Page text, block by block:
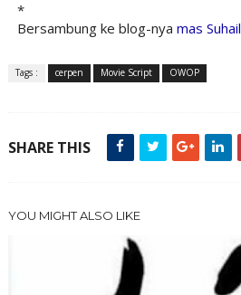
*
Bersambung ke blog-nya mas Suhail
Tags : cerpen Movie Script OWOP
SHARE THIS
YOU MIGHT ALSO LIKE